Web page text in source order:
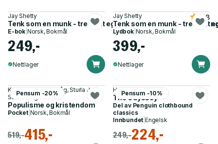
Jay Shetty
Tenk som en munk - tren ditt eget sinn for å finne ro og
E-bok Norsk, Bokmål
249,-
Nettlager
Jay Shetty
Tenk som en munk - tren ditt
4.8
Lydbok| Norsk, Bokmål
399,-
Nettlager
Pensum -20%
Kristin Graff-Kallevåg, Sturla J.
Stålsett og 1 annen
Populisme og kristendom
Pocket| Norsk, Bokmål
519,-415,-
Pensum -10%
Homer
The Odyssey
Del av Penguin clothbound
classics
Innbundet |Engelsk
249,-224,-